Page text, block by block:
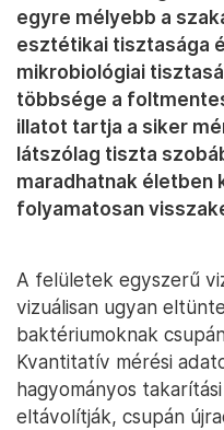
egyre mélyebb a
esztétikai tisztasága
mikrobiológiai
többsége a
illatot tartja a siker
látszólag tiszta
maradhatnak életben
folyamatosan
A felületek egyszerű
vizuálisan ugyan
baktériumoknak
Kvantitatív mérési
hagyományos
eltávolítják, csupán